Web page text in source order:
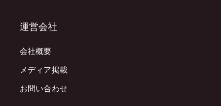
運営会社
会社概要
メディア掲載
お問い合わせ